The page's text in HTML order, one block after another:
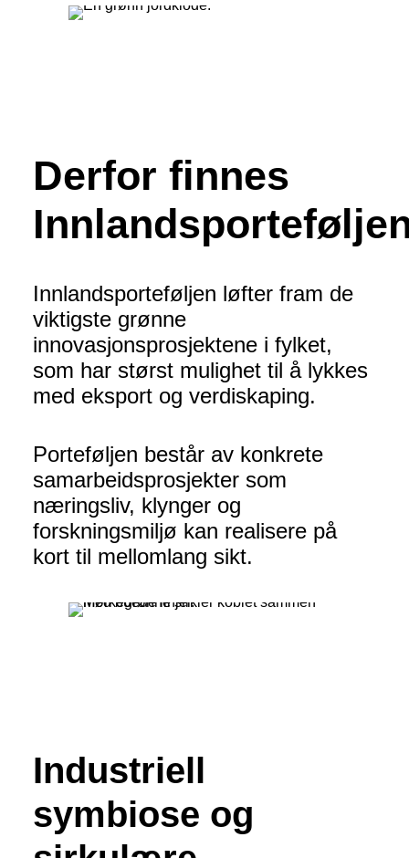
Derfor finnes
Innlandsporteføljen løfter fram de
viktigste grønne
innovasjonsprosjektene i fylket,
som har størst mulighet til å lykkes
med eksport og verdiskaping.
Porteføljen består av konkrete
samarbeidsprosjekter som
næringsliv, klynger og
forskningsmiljø kan realisere på
kort til mellomlang sikt.
Industriell
symbiose og